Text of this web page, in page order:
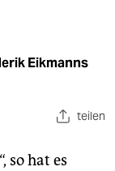
Eikmanns
teilen
so hat es